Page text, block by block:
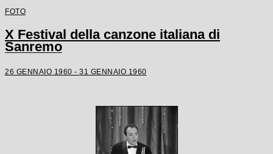
FOTO
X Festival della canzone italiana di
Sanremo
26 GENNAIO 1960 - 31 GENNAIO 1960